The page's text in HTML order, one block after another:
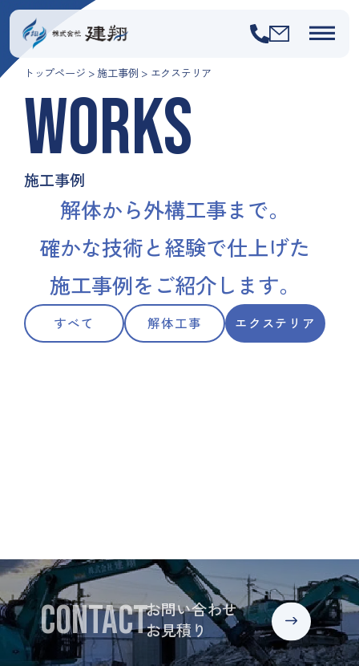
トップページ > 施工事例 > エクステリア
WORKS
施工事例
解体から外構工事まで。
確かな技術と経験で仕上げた
施工事例をご紹介します。
すべて 解体工事 エクステリア
CONTACTお問い合わせ
お見積り